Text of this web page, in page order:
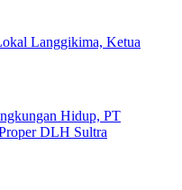
Langgikima, Ketua
Hidup, PT
DLH Sultra